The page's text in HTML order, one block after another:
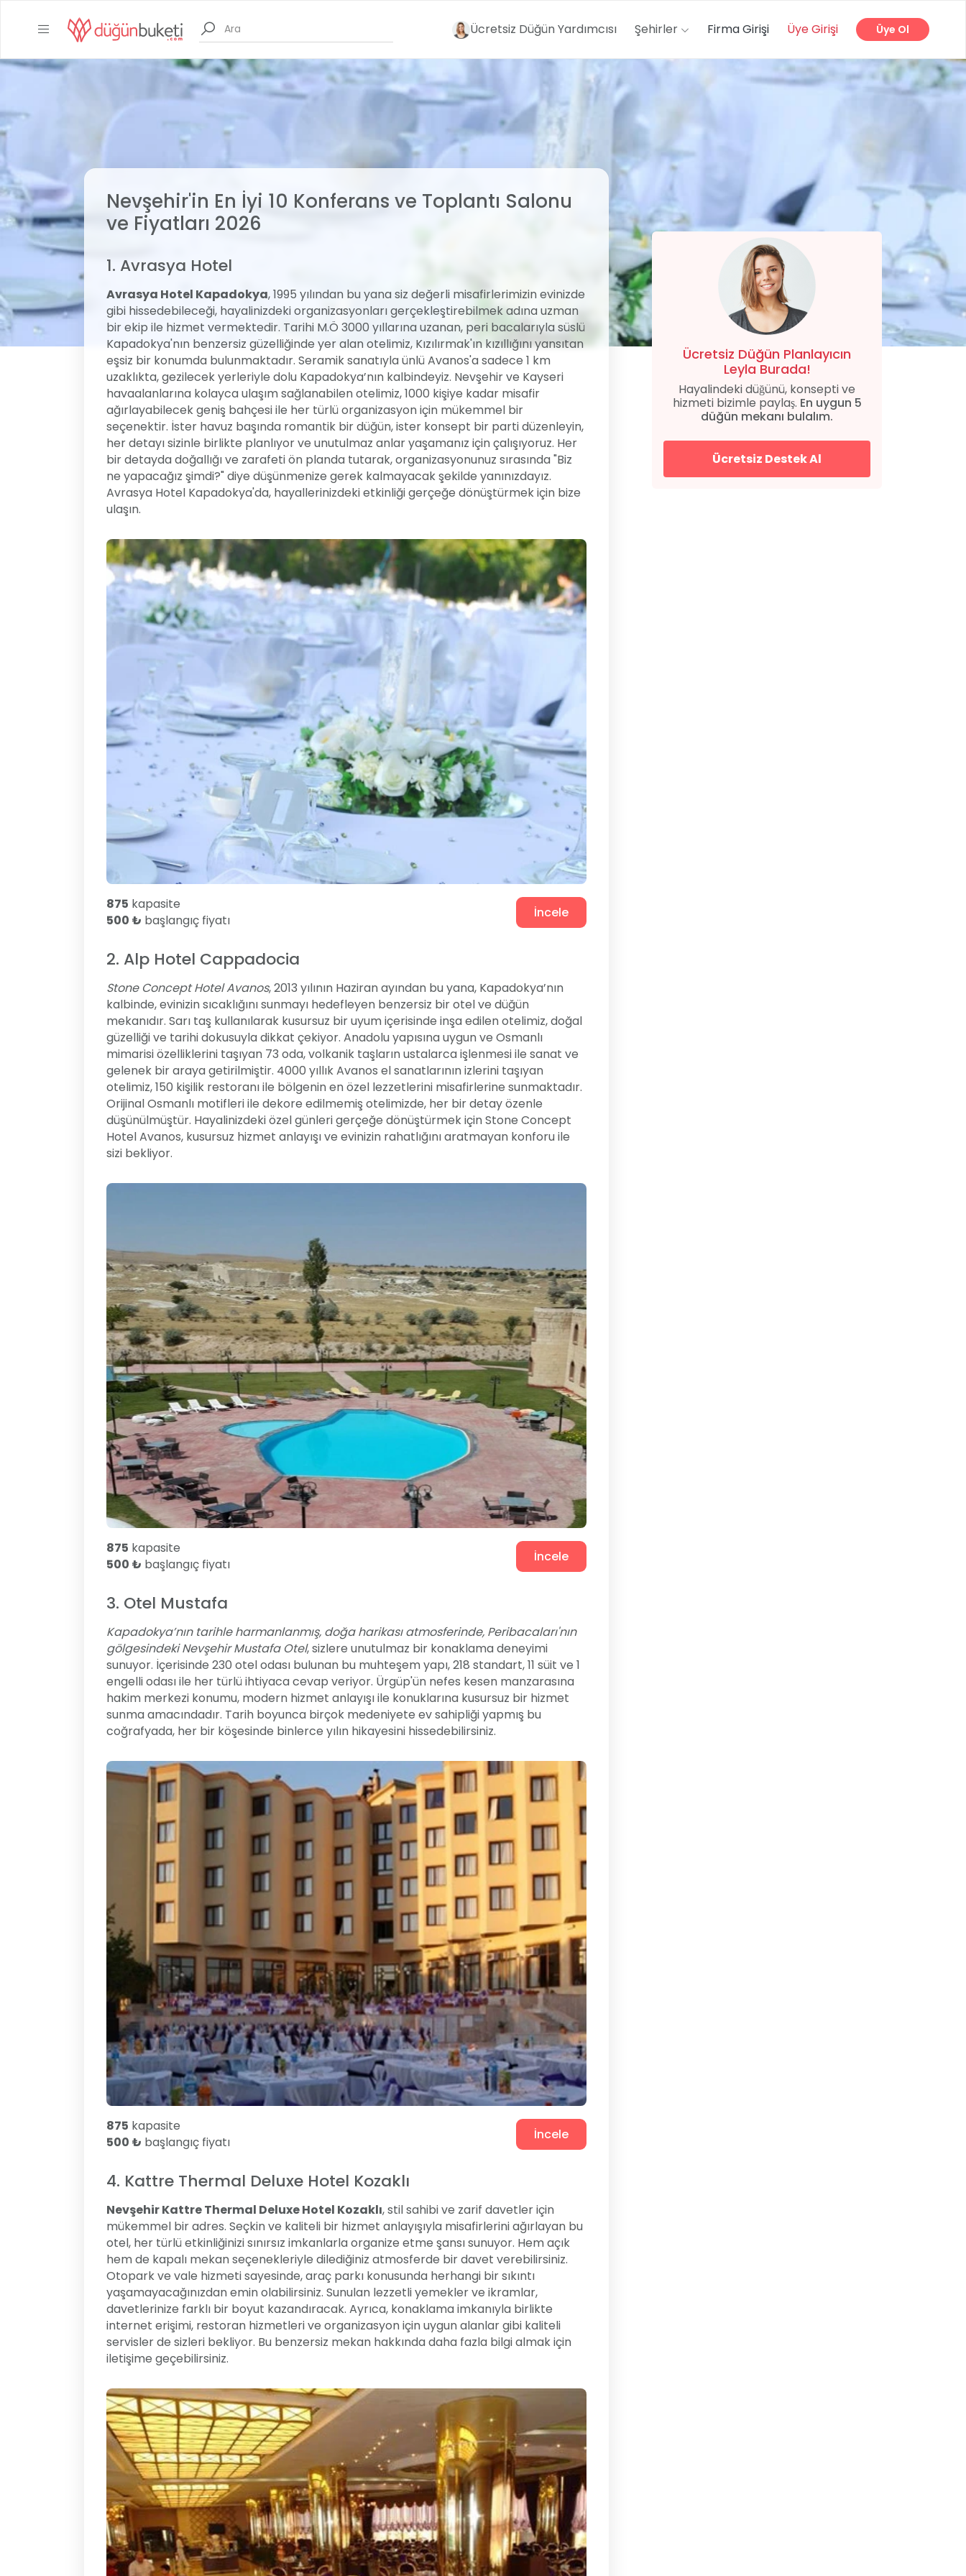
Ücretsiz Düğün Yardımcısı Şehirler Firma Girişi Üye Girişi Üye Ol
Nevşehir'in En İyi 10 Konferans ve Toplantı Salonu
ve Fiyatları 2026
1. Avrasya Hotel
Avrasya Hotel Kapadokya, 1995 yılından bu yana siz değerli misafirlerimizin evinizde
gibi hissedebileceği, hayalinizdeki organizasyonları gerçekleştirebilmek adına uzman
bir ekip ile hizmet vermektedir. Tarihi M.Ö 3000 yıllarına uzanan, peri bacalarıyla süslü
Kapadokya'nın benzersiz güzelliğinde yer alan otelimiz, Kızılırmak'ın kızıllığını yansıtan
eşsiz bir konumda bulunmaktadır. Seramik sanatıyla ünlü Avanos'a sadece 1 km
uzaklıkta, gezilecek yerleriyle dolu Kapadokya’nın kalbindeyiz. Nevşehir ve Kayseri
havaalanlarına kolayca ulaşım sağlanabilen otelimiz, 1000 kişiye kadar misafir
ağırlayabilecek geniş bahçesi ile her türlü organizasyon için mükemmel bir
seçenektir. İster havuz başında romantik bir düğün, ister konsept bir parti düzenleyin,
her detayı sizinle birlikte planlıyor ve unutulmaz anlar yaşamanız için çalışıyoruz. Her
bir detayda doğallığı ve zarafeti ön planda tutarak, organizasyonunuz sırasında "Biz
ne yapacağız şimdi?" diye düşünmenize gerek kalmayacak şekilde yanınızdayız.
Avrasya Hotel Kapadokya'da, hayallerinizdeki etkinliği gerçeğe dönüştürmek için bize
ulaşın.
875 kapasite
500 ₺ başlangıç fiyatı İncele
2. Alp Hotel Cappadocia
Stone Concept Hotel Avanos, 2013 yılının Haziran ayından bu yana, Kapadokya’nın
kalbinde, evinizin sıcaklığını sunmayı hedefleyen benzersiz bir otel ve düğün
mekanıdır. Sarı taş kullanılarak kusursuz bir uyum içerisinde inşa edilen otelimiz, doğal
güzelliği ve tarihi dokusuyla dikkat çekiyor. Anadolu yapısına uygun ve Osmanlı
mimarisi özelliklerini taşıyan 73 oda, volkanik taşların ustalarca işlenmesi ile sanat ve
gelenek bir araya getirilmiştir. 4000 yıllık Avanos el sanatlarının izlerini taşıyan
otelimiz, 150 kişilik restoranı ile bölgenin en özel lezzetlerini misafirlerine sunmaktadır.
Orijinal Osmanlı motifleri ile dekore edilmemiş otelimizde, her bir detay özenle
düşünülmüştür. Hayalinizdeki özel günleri gerçeğe dönüştürmek için Stone Concept
Hotel Avanos, kusursuz hizmet anlayışı ve evinizin rahatlığını aratmayan konforu ile
sizi bekliyor.
875 kapasite
500 ₺ başlangıç fiyatı İncele
3. Otel Mustafa
Kapadokya’nın tarihle harmanlanmış, doğa harikası atmosferinde, Peribacaları'nın
gölgesindeki Nevşehir Mustafa Otel, sizlere unutulmaz bir konaklama deneyimi
sunuyor. İçerisinde 230 otel odası bulunan bu muhteşem yapı, 218 standart, 11 süit ve 1
engelli odası ile her türlü ihtiyaca cevap veriyor. Ürgüp'ün nefes kesen manzarasına
hakim merkezi konumu, modern hizmet anlayışı ile konuklarına kusursuz bir hizmet
sunma amacındadır. Tarih boyunca birçok medeniyete ev sahipliği yapmış bu
coğrafyada, her bir köşesinde binlerce yılın hikayesini hissedebilirsiniz.
875 kapasite
500 ₺ başlangıç fiyatı İncele
4. Kattre Thermal Deluxe Hotel Kozaklı
Nevşehir Kattre Thermal Deluxe Hotel Kozaklı, stil sahibi ve zarif davetler için
mükemmel bir adres. Seçkin ve kaliteli bir hizmet anlayışıyla misafirlerini ağırlayan bu
otel, her türlü etkinliğinizi sınırsız imkanlarla organize etme şansı sunuyor. Hem açık
hem de kapalı mekan seçenekleriyle dilediğiniz atmosferde bir davet verebilirsiniz.
Otopark ve vale hizmeti sayesinde, araç parkı konusunda herhangi bir sıkıntı
yaşamayacağınızdan emin olabilirsiniz. Sunulan lezzetli yemekler ve ikramlar,
davetlerinize farklı bir boyut kazandıracak. Ayrıca, konaklama imkanıyla birlikte
internet erişimi, restoran hizmetleri ve organizasyon için uygun alanlar gibi kaliteli
servisler de sizleri bekliyor. Bu benzersiz mekan hakkında daha fazla bilgi almak için
iletişime geçebilirsiniz.
Ücretsiz Düğün Planlayıcın
Leyla Burada!
Hayalindeki düğünü, konsepti ve
hizmeti bizimle paylaş. En uygun 5
düğün mekanı bulalım.
Ücretsiz Destek Al